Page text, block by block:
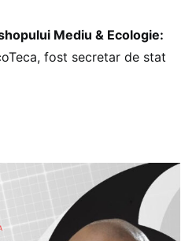
Mediu & Ecologie:
fost secretar de stat